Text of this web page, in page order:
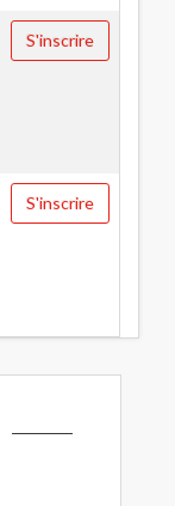
S'inscrire
S'inscrire